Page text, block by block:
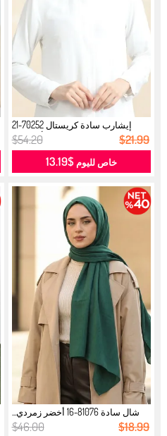
إيشارب سادة كريستال 70252-21
أخضر ز...
$54.20 $21.99
خاص لليوم$13.19
شال سادة 81076-16 أخضر زمردي...
$46.00 $18.99